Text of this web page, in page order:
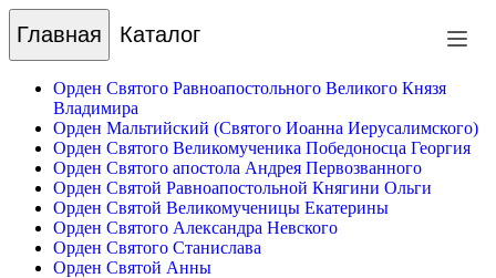
Главная Каталог
Орден Святого Равноапостольного Великого Князя
Владимира
Орден Мальтийский (Святого Иоанна Иерусалимского)
Орден Святого Великомученика Победоносца Георгия
Орден Святого апостола Андрея Первозванного
Орден Святой Равноапостольной Княгини Ольги
Орден Святой Великомученицы Екатерины
Орден Святого Александра Невского
Орден Святого Станислава
Орден Святой Анны